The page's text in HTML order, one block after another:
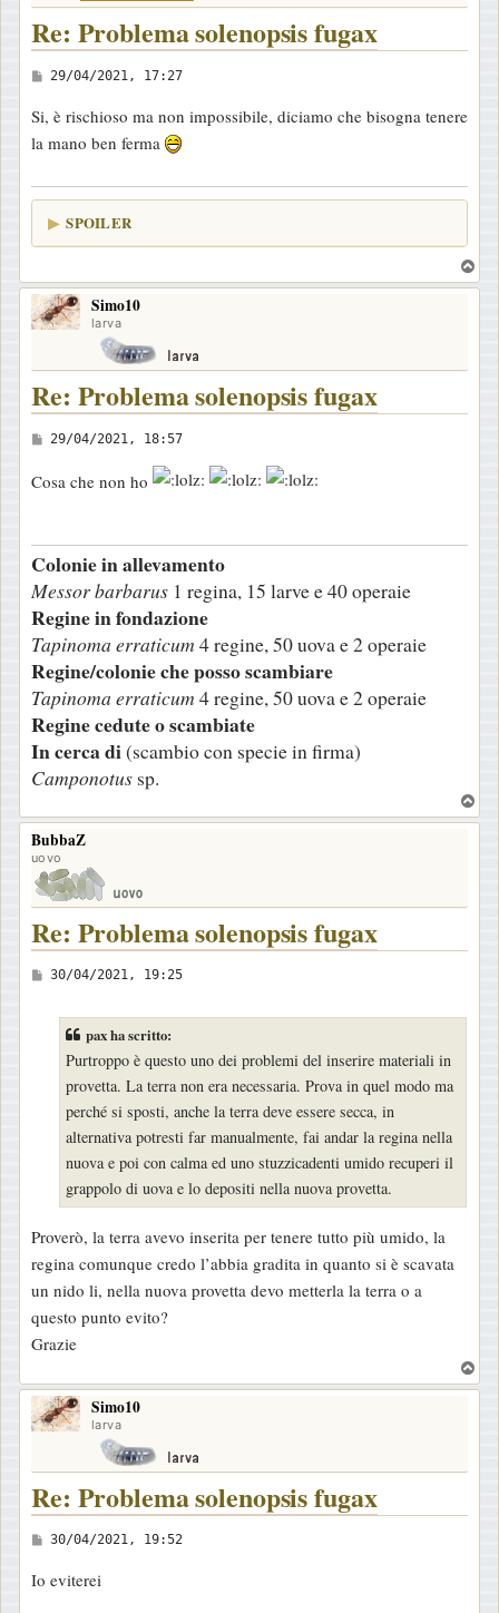
Re: Problema solenopsis fugax
M
s
s
g
g
o
29/04/2021, 17:27
Si, è rischioso ma non impossibile, diciamo che bisogna tenere
la mano ben ferma
SPOILER
o
Simo10
larva
Re: Problema solenopsis fugax
M
s
a
g
g
i
o
29/04/2021, 18:57
Cosa che non ho
Colonie in allevamento
Messor barbarus 1 regina, 15 larve e 40 operaie
Regine in fondazione
Tapinoma erraticum 4 regine, 50 uova e 2 operaie
Regine/colonie che posso scambiare
Tapinoma erraticum 4 regine, 50 uova e 2 operaie
Regine cedute o scambiate
In cerca di(scambio con specie in firma)
Camponotus sp.
o
BubbaZ
uovo
Re: Problema solenopsis fugax
M
30/04/2021, 19:25
pax ha scritto:
Purtroppo è questo uno dei problemi del inserire materiali in
provetta. La terra non era necessaria. Prova in quel modo ma
perché si sposti, anche la terra deve essere secca, in
alternativa potresti far manualmente, fai andar la regina nella
nuova e poi con calma ed uno stuzzicadenti umido recuperi il
grappolo di uova e lo depositi nella nuova provetta.
Proverò, la terra avevo inserita per tenere tutto più umido, la
regina comunque credo l’abbia gradita in quanto si è scavata
un nido li, nella nuova provetta devo metterla la terra o a
questo punto evito?
Grazie
o
Simo10
larva
Re: Problema solenopsis fugax
M
s
30/04/2021, 19:52
Io eviterei